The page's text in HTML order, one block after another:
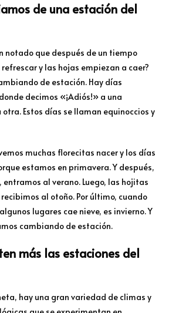
de una estación del
notado que después de un tiempo
y las hojas empiezan a caer?
de estación. Hay días
decimos «¡Adiós!» a una
Estos días se llaman equinoccios y
muchas florecitas nacer y los días
estamos en primavera. Y después,
al verano. Luego, las hojitas
al otoño. Por último, cuando
lugares cae nieve, es invierno. Y
cambiando de estación.
más las estaciones del
hay una gran variedad de climas y